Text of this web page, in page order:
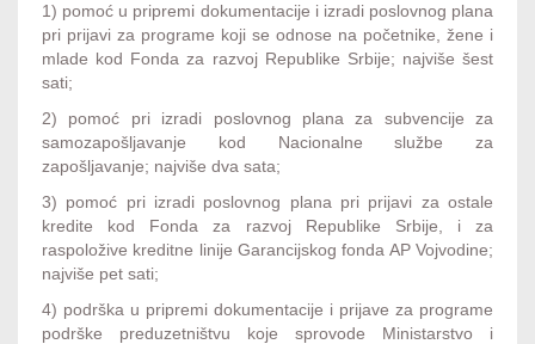
1) pomoć u pripremi dokumentacije i izradi poslovnog plana
pri prijavi za programe koji se odnose na početnike, žene i
mlade kod Fonda za razvoj Republike Srbije; najviše šest
sati;
2) pomoć pri izradi poslovnog plana za subvencije za
samozapošljavanje kod Nacionalne službe za
zapošljavanje; najviše dva sata;
3) pomoć pri izradi poslovnog plana pri prijavi za ostale
kredite kod Fonda za razvoj Republike Srbije, i za
raspoložive kreditne linije Garancijskog fonda AP Vojvodine;
najviše pet sati;
4) podrška u pripremi dokumentacije i prijave za programe
podrške preduzetništvu koje sprovode Ministarstvo i